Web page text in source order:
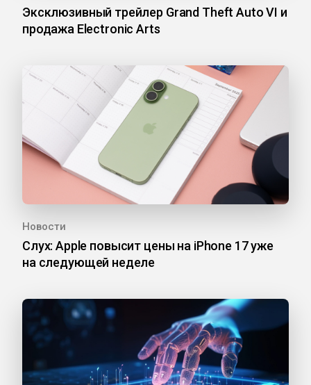
Эксклюзивный трейлер Grand Theft Auto VI и
продажа Electronic Arts
Новости
Слух: Apple повысит цены на iPhone 17 уже
на следующей неделе